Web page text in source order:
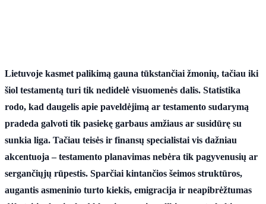
Lietuvoje kasmet palikimą gauna tūkstančiai žmonių, tačiau iki
šiol testamentą turi tik nedidelė visuomenės dalis. Statistika
rodo, kad daugelis apie paveldėjimą ar testamento sudarymą
pradeda galvoti tik pasiekę garbaus amžiaus ar susidūrę su
sunkia liga. Tačiau teisės ir finansų specialistai vis dažniau
akcentuoja – testamento planavimas nebėra tik pagyvenusių ar
sergančiųjų rūpestis. Sparčiai kintančios šeimos struktūros,
augantis asmeninio turto kiekis, emigracija ir neapibrėžtumas